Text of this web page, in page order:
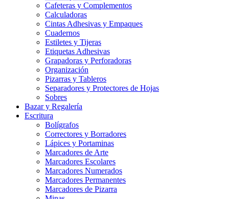
Cafeteras y Complementos
Calculadoras
Cintas Adhesivas y Empaques
Cuadernos
Estiletes y Tijeras
Etiquetas Adhesivas
Grapadoras y Perforadoras
Organización
Pizarras y Tableros
Separadores y Protectores de Hojas
Sobres
Bazar y Regalería
Escritura
Bolígrafos
Correctores y Borradores
Lápices y Portaminas
Marcadores de Arte
Marcadores Escolares
Marcadores Numerados
Marcadores Permanentes
Marcadores de Pizarra